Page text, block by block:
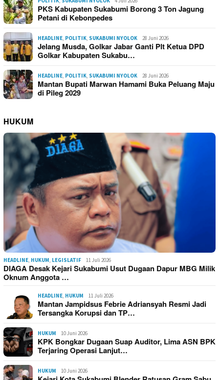
PKS Kabupaten Sukabumi Borong 3 Ton Jagung
Petani di Kebonpedes
HEADLINE, POLITIK, SUKABUMI NYOLOK 28 Juni 2026
Jelang Musda, Golkar Jabar Ganti Plt Ketua DPD
Golkar Kabupaten Sukabu…
HEADLINE, POLITIK, SUKABUMI NYOLOK 28 Juni 2026
Mantan Bupati Marwan Hamami Buka Peluang Maju
di Pileg 2029
HUKUM
HEADLINE, HUKUM, LEGISLATIF 11 Juli 2026
DIAGA Desak Kejari Sukabumi Usut Dugaan Dapur MBG Milik
Oknum Anggota …
HEADLINE, HUKUM 11 Juli 2026
Mantan Jampidsus Febrie Adriansyah Resmi Jadi
Tersangka Korupsi dan TP…
HUKUM 10 Juni 2026
KPK Bongkar Dugaan Suap Auditor, Lima ASN BPK
Terjaring Operasi Lanjut…
HUKUM 10 Juni 2026